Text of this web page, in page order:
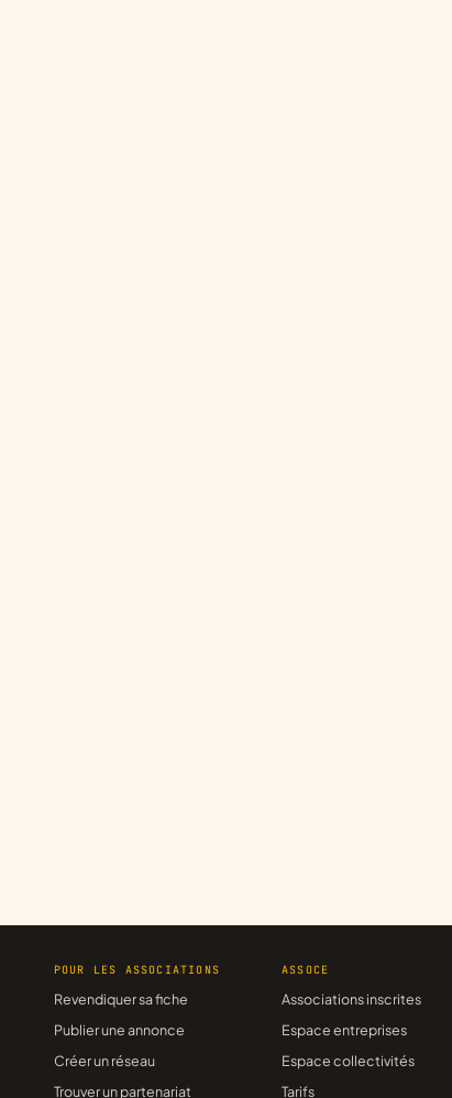
POUR LES ASSOCIATIONS
Revendiquer sa fiche
Publier une annonce
Créer un réseau
Trouver un partenariat
ASSOCE
Associations inscrites
Espace entreprises
Espace collectivités
Tarifs